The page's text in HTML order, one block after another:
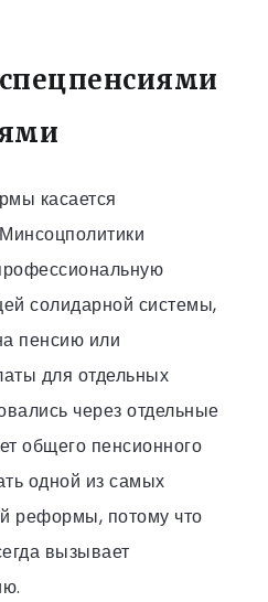
касается
солидарной системы,
пенсию или
для отдельных
через отдельные
общего пенсионного
одной из самых
реформы, потому что
вызывает